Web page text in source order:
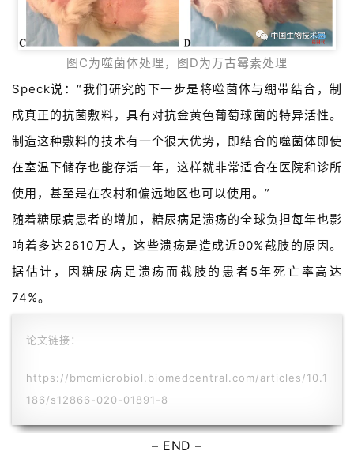
资
药
时
学
苑
A
l
E
图C为噬菌体处理，图D为万古霉素处理
Speck说：“我们研究的下一步是将噬菌体与绷带结合，制
成真正的抗菌敷料，具有对抗金黄色葡萄球菌的特异活性。
制造这种敷料的技术有一个很大优势，即结合的噬菌体即使
在室温下储存也能存活一年，这样就非常适合在医院和诊所
使用，甚至是在农村和偏远地区也可以使用。”
随着糖尿病患者的增加，糖尿病足溃疡的全球负担每年也影
响着多达2610万人，这些溃疡是造成近90%截肢的原因。
据估计，因糖尿病足溃疡而截肢的患者5年死亡率高达
74%。
论文链接：
https://bmcmicrobiol.biomedcentral.com/articles/10.1
186/s12866-020-01891-8
– END –